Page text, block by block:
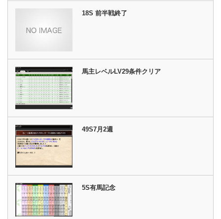
18S 前半戦終了
馬主レベルLV29条件クリア
49S7月2週
5S有馬記念